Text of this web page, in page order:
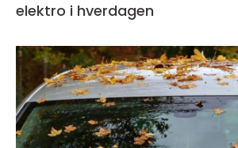
elektro i hverdagen